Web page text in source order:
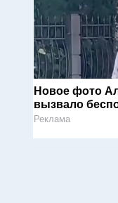
Новое фото
вызвало
Реклама